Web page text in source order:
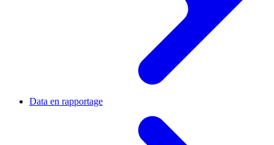
Data en rapportage